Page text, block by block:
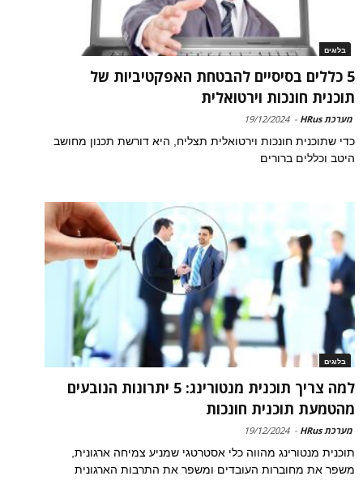
בלוגים
5 כללים בסיסיים להבטחת האפקטיביות של
תוכנית חונכות וירטואלית
מערכת HRus -
19/12/2024
כדי שתוכנית חונכות וירטואלית תצליח, היא דורשת תכנון מחושב
היטב וכללים ברורים
בלוגים
למה צריך תוכנית מנטורינג: 5 יתרונות הנובעים
מהטמעת תוכנית חונכות
מערכת HRus -
19/12/2024
תוכנית מנטורינג מהווה כלי אסטרטגי שמניע צמיחה ארגונית,
משפר את מחוברות העובדים ומשפר את התרבות הארגונית